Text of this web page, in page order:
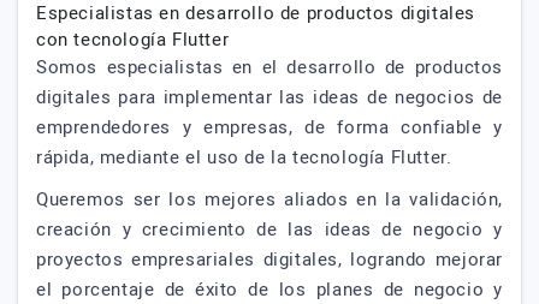
Especialistas en desarrollo de productos digitales
con tecnología Flutter
Somos especialistas en el desarrollo de productos
digitales para implementar las ideas de negocios de
emprendedores y empresas, de forma confiable y
rápida, mediante el uso de la tecnología Flutter.
Queremos ser los mejores aliados en la validación,
creación y crecimiento de las ideas de negocio y
proyectos empresariales digitales, logrando mejorar
el porcentaje de éxito de los planes de negocio y